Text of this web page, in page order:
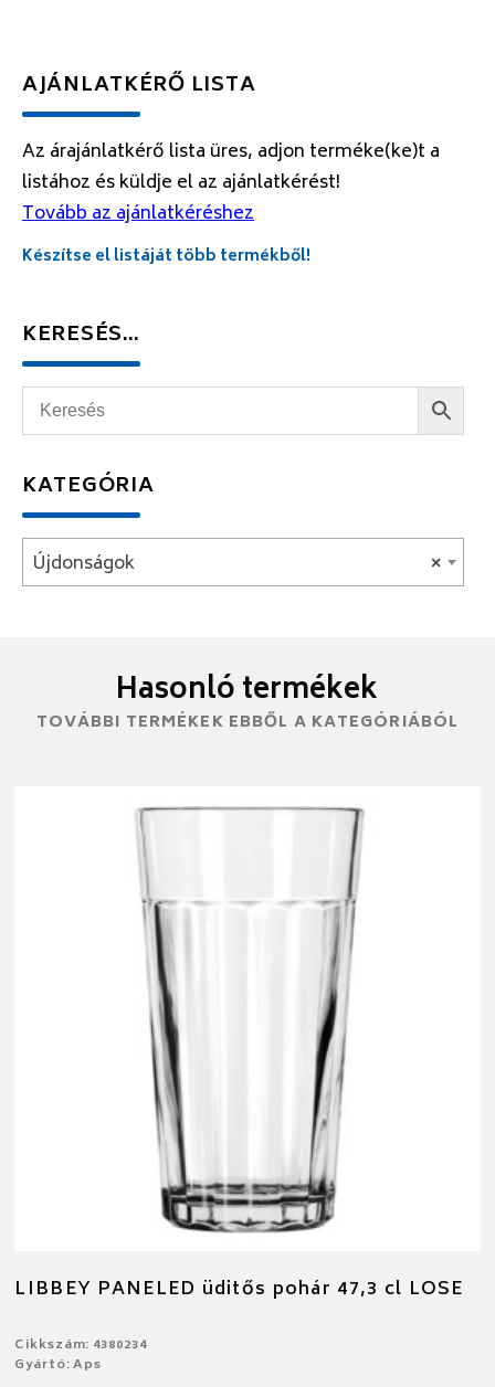
AJÁNLATKÉRŐ LISTA
Az árajánlatkérő lista üres, adjon terméke(ke)t a
listához és küldje el az ajánlatkérést!
Tovább az ajánlatkéréshez
Készítse el listáját több termékből!
KERESÉS…
KATEGÓRIA
×
Újdonságok
Hasonló termékek
TOVÁBBI TERMÉKEK EBBŐL A KATEGÓRIÁBÓL
LIBBEY PANELED üditős pohár 47,3 cl LOSE
Cikkszám: 4380234
Gyártó: Aps